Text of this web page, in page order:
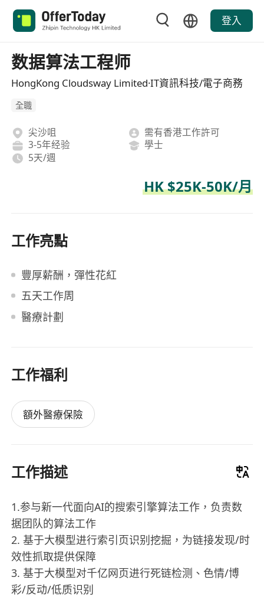
登入
数据算法工程师
HongKong Cloudsway Limited·IT資訊科技/電子商務
全職
尖沙咀
需有香港工作許可
3-5年经验
學士
5天/週
HK $25K-50K/月
工作亮點
豐厚薪酬，彈性花紅
五天工作周
醫療計劃
工作福利
額外醫療保險
工作描述
1.参与新一代面向AI的搜索引擎算法工作，负责数
据团队的算法工作
2. 基于大模型进行索引页识别挖掘，为链接发现/时
效性抓取提供保障
3. 基于大模型对千亿网页进行死链检测、色情/博
彩/反动/低质识别